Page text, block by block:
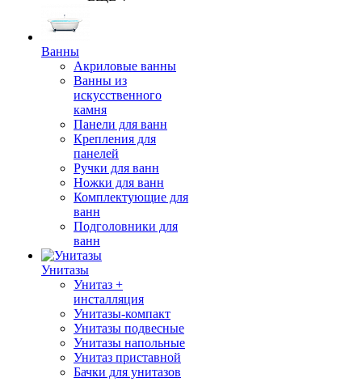
Ванны
Акриловые ванны
Ванны из
искусственного
камня
Панели для ванн
Крепления для
панелей
Ручки для ванн
Ножки для ванн
Комплектующие для
ванн
Подголовники для
ванн
Унитазы
Унитаз +
инсталляция
Унитазы-компакт
Унитазы подвесные
Унитазы напольные
Унитаз приставной
Бачки для унитазов